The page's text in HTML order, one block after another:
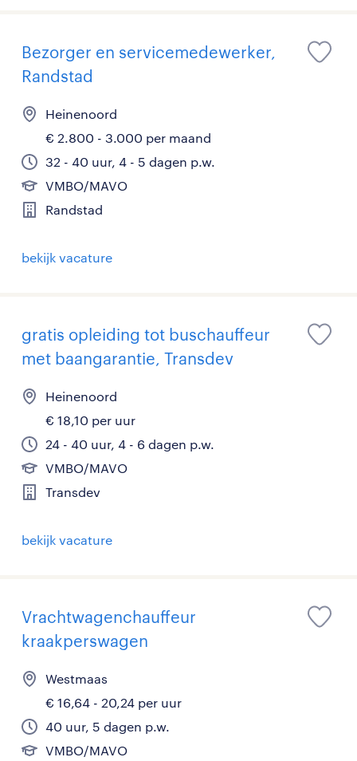
Bezorger en servicemedewerker,
Randstad
Heinenoord
€ 2.800 - 3.000 per maand
32 - 40 uur, 4 - 5 dagen p.w.
VMBO/MAVO
Randstad
bekijk vacature
gratis opleiding tot buschauffeur
met baangarantie, Transdev
Heinenoord
€ 18,10 per uur
24 - 40 uur, 4 - 6 dagen p.w.
VMBO/MAVO
Transdev
bekijk vacature
Vrachtwagenchauffeur
kraakperswagen
Westmaas
€ 16,64 - 20,24 per uur
40 uur, 5 dagen p.w.
VMBO/MAVO